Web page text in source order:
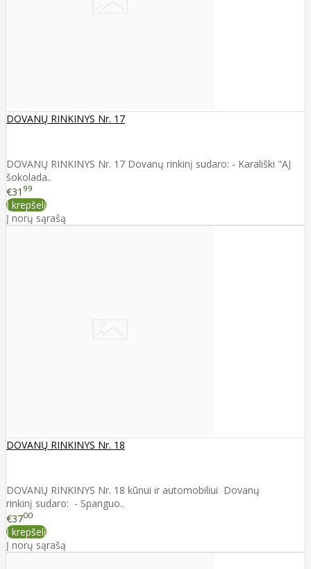
DOVANŲ RINKINYS Nr. 17
DOVANŲ RINKINYS Nr. 17 Dovanų rinkinį sudaro: - Karališki "AJ
šokolada..
€31 99
Į krepšelį
Į norų sąrašą
DOVANŲ RINKINYS Nr. 18
DOVANŲ RINKINYS Nr. 18 kūnui ir automobiliui Dovanų
rinkinį sudaro: - Spanguo..
€3700
Į krepšelį
Į norų sąrašą